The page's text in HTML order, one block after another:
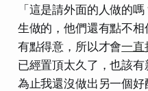
「這是請外面的人做的
生做的，他們還有點不
有點得意，所以才會一直
已經置頂太久了，也該
為止我還沒做出另一個好